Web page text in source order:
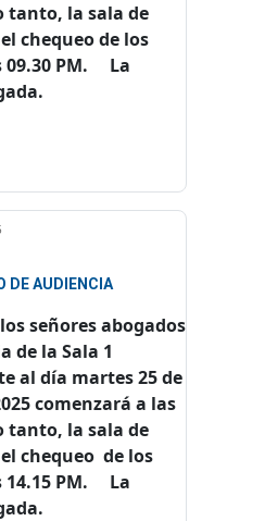
tanto, la sala de
chequeo de los
09.30 PM. La
DE AUDIENCIA
señores abogados
de la Sala 1
al día martes 25 de
comenzará a las
tanto, la sala de
chequeo de los
14.15 PM. La